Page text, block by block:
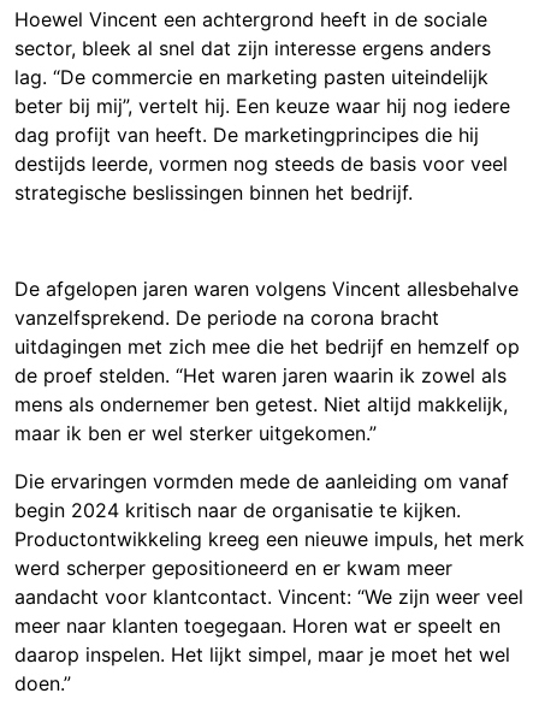
Hoewel Vincent een achtergrond heeft in de sociale
sector, bleek al snel dat zijn interesse ergens anders
lag. “De commercie en marketing pasten uiteindelijk
beter bij mij”, vertelt hij. Een keuze waar hij nog iedere
dag profijt van heeft. De marketingprincipes die hij
destijds leerde, vormen nog steeds de basis voor veel
strategische beslissingen binnen het bedrijf.
De afgelopen jaren waren volgens Vincent allesbehalve
vanzelfsprekend. De periode na corona bracht
uitdagingen met zich mee die het bedrijf en hemzelf op
de proef stelden. “Het waren jaren waarin ik zowel als
mens als ondernemer ben getest. Niet altijd makkelijk,
maar ik ben er wel sterker uitgekomen.”
Die ervaringen vormden mede de aanleiding om vanaf
begin 2024 kritisch naar de organisatie te kijken.
Productontwikkeling kreeg een nieuwe impuls, het merk
werd scherper gepositioneerd en er kwam meer
aandacht voor klantcontact. Vincent: “We zijn weer veel
meer naar klanten toegegaan. Horen wat er speelt en
daarop inspelen. Het lijkt simpel, maar je moet het wel
doen.”